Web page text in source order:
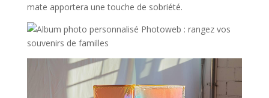
mate apportera une touche de sobriété.